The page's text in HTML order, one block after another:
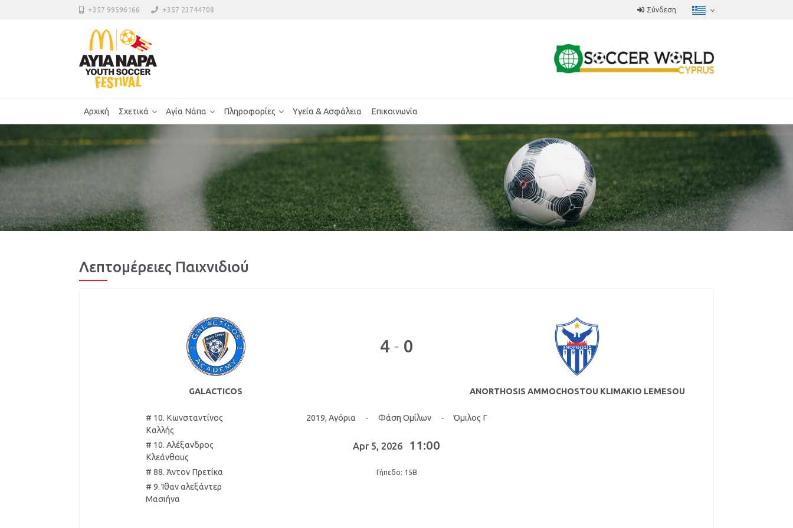
+357 99596166 +357 23744708 Σύνδεση
Αρχική Σχετικά Αγία Νάπα Πληροφορίες Υγεία & Ασφάλεια Επικοινωνία
Λεπτομέρειες Παιχνιδιού
4 - 0
GALACTICOS ANORTHOSIS AMMOCHOSTOU KLIMAKIO LEMESOU
# 10. Κωνσταντίνος
Καλλής
# 10. Αλέξανδρος
Κλεάνθους
# 88. Άντον Πρετίκα
# 9. Ίθαν αλεξάντερ
Μασιήνα
2019, Αγόρια - Φάση Ομίλων - Όμιλος Γ
Apr 5, 2026 11:00
Γήπεδο: 15Β